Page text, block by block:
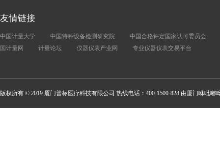
友情链接
中国计量大学 中国特种设备检测研究院
中国合格评定国家认可委员会
国计量网
计量论坛 仪器仪表产业网 专业仪器仪表交易平台
版权所有 © 2019 厦门普标医疗科技有限公司 热线电话：400-1500-828 由厦门咻吡